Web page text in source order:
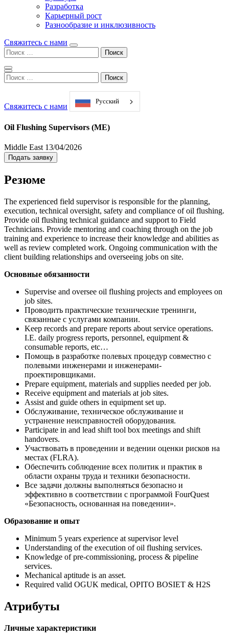
Разработка
Карьерный рост
Разнообразие и инклюзивность
Свяжитесь с нами
Поиск:
Поиск:
Свяжитесь с нами
Русский
Oil Flushing Supervisors (ME)
Middle East 13/04/2026
Подать заявку
Резюме
The experienced field supervisor is responsible for the planning,
execution, technical oversight, safety and compliance of oil flushing.
Provide oil flushing technical guidance and support to Field
Technicians. Provide mentoring and coaching through on the job
training and experience to increase their knowledge and abilities as
well as review completed work. Ongoing communication with the
client building relationships and overseeing jobs on site.
Основные обязанности
Supervise and oversee oil flushing projects and employees on
job sites.
Проводить практические технические тренинги,
связанные с услугами компании.
Keep records and prepare reports about service operations.
I.E. daily progress reports, personnel, equipment &
consumable reports, etc…
Помощь в разработке полевых процедур совместно с
полевыми инженерами и инженерами-
проектировщиками.
Prepare equipment, materials and supplies needed per job.
Receive equipment and materials at job sites.
Assist and guide others in equipment set up.
Обслуживание, техническое обслуживание и
устранение неисправностей оборудования.
Participate in and lead shift tool box meetings and shift
handovers.
Участвовать в проведении и ведении оценки рисков на
местах (FLRA).
Обеспечить соблюдение всех политик и практик в
области охраны труда и техники безопасности.
Все задачи должны выполняться безопасно и
эффективно в соответствии с программой FourQuest
«Безопасность, основанная на поведении».
Образование и опыт
Minimum 5 years experience at supervisor level
Understanding of the execution of oil flushing services.
Knowledge of pre-commissioning, process & pipeline
services.
Mechanical aptitude is an asset.
Required valid OGUK medical, OPITO BOSIET & H2S
Атрибуты
Личные характеристики